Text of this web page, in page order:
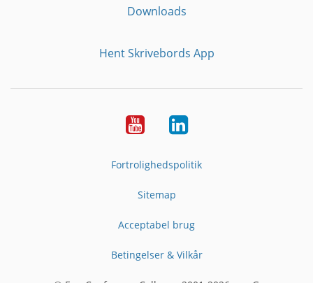
Downloads
Hent Skrivebords App
YouTubeLinkedIn
Fortrolighedspolitik
Sitemap
Acceptabel brug
Betingelser & Vilkår